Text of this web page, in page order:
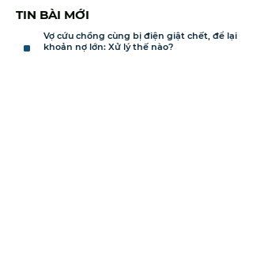
TIN BÀI MỚI
Vợ cứu chồng cùng bị điện giật chết, để lại
khoản nợ lớn: Xử lý thế nào?